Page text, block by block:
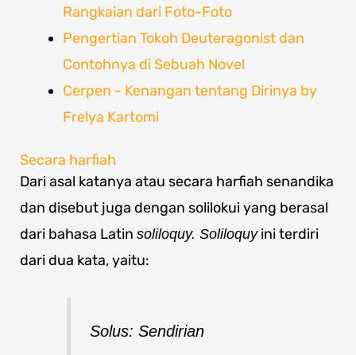
Rangkaian dari Foto-Foto
Pengertian Tokoh Deuteragonist dan
Contohnya di Sebuah Novel
Cerpen - Kenangan tentang Dirinya by
Frelya Kartomi
Secara harfiah
Dari asal katanya atau secara harfiah senandika
dan disebut juga dengan solilokui yang berasal
dari bahasa Latin soliloquy. Soliloquyini terdiri
dari dua kata, yaitu:
Solus: Sendirian